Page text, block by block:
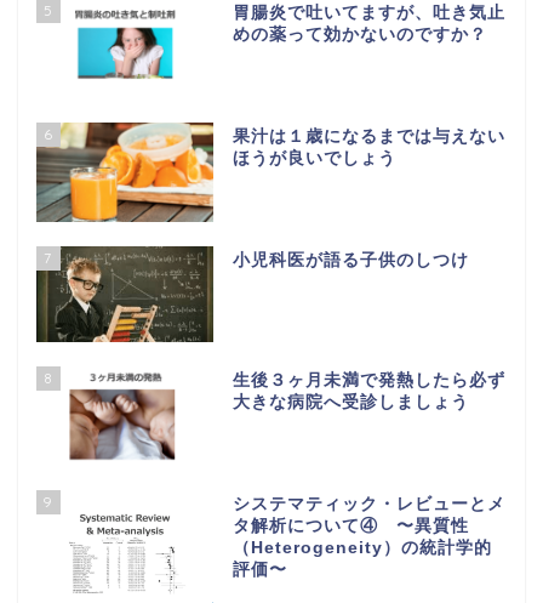
5
胃腸炎で吐いてますが、吐き気止
めの薬って効かないのですか？
6
果汁は１歳になるまでは与えない
ほうが良いでしょう
7 小児科医が語る子供のしつけ
8
生後３ヶ月未満で発熱したら必ず
大きな病院へ受診しましょう
9
システマティック・レビューとメ
タ解析について④ 〜異質性
（Heterogeneity）の統計学的
評価〜